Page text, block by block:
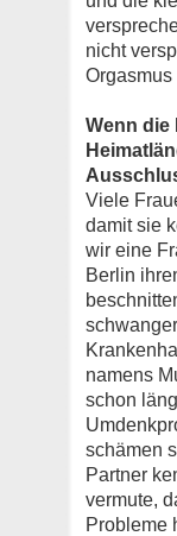
nicht
Orgasmus
Wenn die
Viele
damit sie
wir eine
Berlin
namens
schon
schämen
Partner
vermute,
Probleme